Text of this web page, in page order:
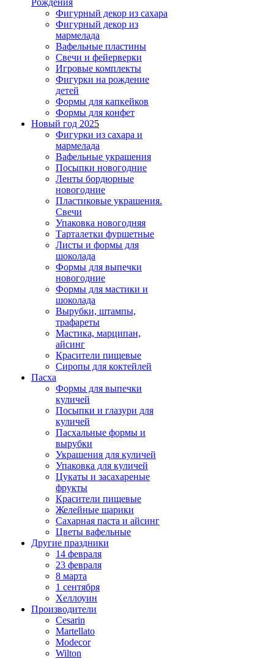
Фигурный декор из сахара
Фигурный декор из
мармелада
Вафельные пластины
Свечи и фейерверки
Игровые комплекты
Фигурки на рождение
детей
Формы для капкейков
Формы для конфет
Новый год 2025
Фигурки из сахара и
мармелада
Вафельные украшения
Посыпки новогодние
Ленты бордюрные
новогодние
Пластиковые украшения.
Свечи
Упаковка новогодняя
Тарталетки фуршетные
Листы и формы для
шоколада
Формы для выпечки
новогодние
Формы для мастики и
шоколада
Вырубки, штампы,
трафареты
Мастика, марципан,
айсинг
Красители пищевые
Сиропы для коктейлей
Пасха
Формы для выпечки
куличей
Посыпки и глазури для
куличей
Пасхальные формы и
вырубки
Украшения для куличей
Упаковка для куличей
Цукаты и засахареные
фрукты
Красители пищевые
Желейные шарики
Сахарная паста и айсинг
Цветы вафельные
Другие праздники
14 февраля
23 февраля
8 марта
1 сентября
Хеллоуин
Производители
Cesarin
Martellato
Modecor
Wilton